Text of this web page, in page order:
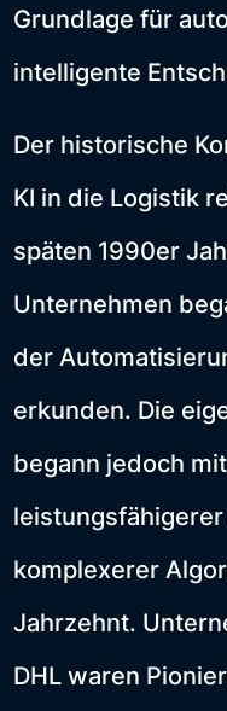
Grundlage für
intelligente
Der historische
KI in die Logistik
späten 1990er
Unternehmen
der
erkunden. Die
begann jedoch
komplexerer
Jahrzehnt.
DHL waren